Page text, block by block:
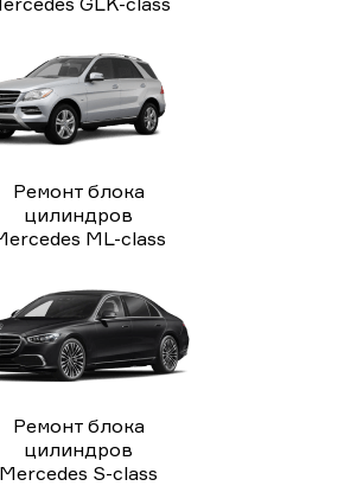
Ремонт блока
цилиндров
ML-class
Ремонт блока
цилиндров
Mercedes S-class